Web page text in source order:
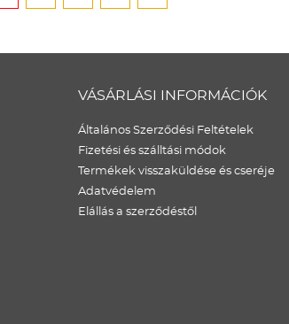
VÁSÁRLÁSI INFORMÁCIÓK
Általános Szerződési Feltételek
Fizetési és szálltási módok
Termékek visszaküldése és cseréje
Adatvédelem
Elállás a szerződéstől